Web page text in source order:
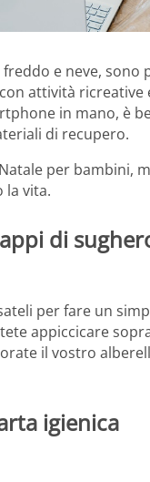
e neve, sono
attività
in mano, è
di recupero.
per bambini,
la vita.
di
per fare un
appiccicare
il vostro
igienica